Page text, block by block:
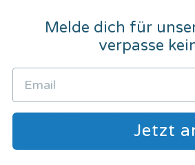
wir Ihnen direkt zu Ihren
Mails, die Sie über Änderungen
und entsorgen Ihre
um unbefugten Zugriff,
von Computern, wobei
Melde dich für
verpasse
Jetzt